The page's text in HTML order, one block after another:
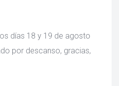
días 18 y 19 de agosto
por descanso, gracias,